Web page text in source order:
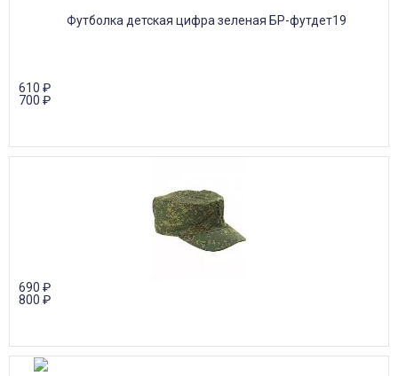
610 ₽
700 ₽
690 ₽
800 ₽